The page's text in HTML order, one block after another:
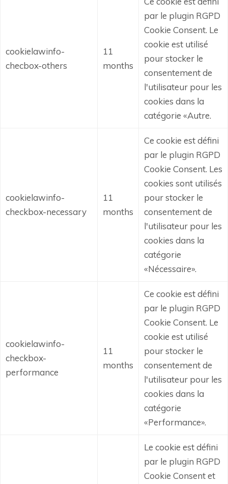
cookielawinfo-
checbox-others
11
months
par le plugin RGPD
Cookie Consent. Le
cookie est utilisé
pour stocker le
consentement de
l'utilisateur pour les
cookies dans la
catégorie «Autre.
cookielawinfo-
checkbox-necessary
11
months
Ce cookie est défini
par le plugin RGPD
Cookie Consent. Les
cookies sont utilisés
pour stocker le
consentement de
l'utilisateur pour les
cookies dans la
catégorie
«Nécessaire».
cookielawinfo-
checkbox-
performance
11
months
Ce cookie est défini
par le plugin RGPD
Cookie Consent. Le
cookie est utilisé
pour stocker le
consentement de
l'utilisateur pour les
cookies dans la
catégorie
«Performance».
Le cookie est défini
par le plugin RGPD
Cookie Consent et